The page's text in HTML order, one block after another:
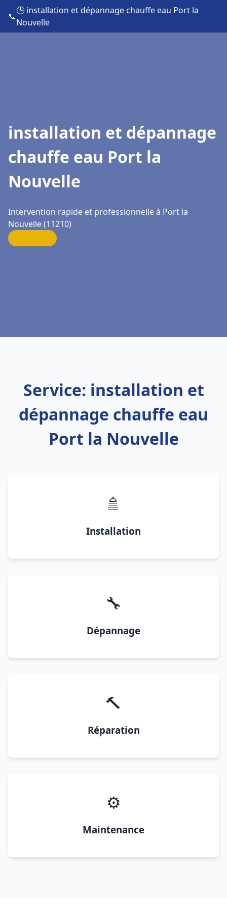
📞
🕒 installation et dépannage chauffe eau Port la
Nouvelle
installation et dépannage
chauffe eau Port la
Nouvelle
Intervention rapide et professionnelle à Port la
Nouvelle (11210)
Service: installation et
dépannage chauffe eau
Port la Nouvelle
🚿
Installation
🔧
Dépannage
🔨
Réparation
⚙️
Maintenance